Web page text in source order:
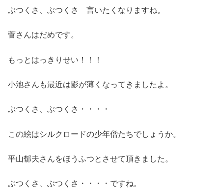
ぶつくさ、ぶつくさ 言いたくなりますね。
菅さんはだめです。
もっとはっきりせい！！！
小池さんも最近は影が薄くなってきましたよ。
ぶつくさ、ぶつくさ・・・・
この絵はシルクロードの少年僧たちでしょうか。
平山郁夫さんをほうふつとさせて頂きました。
ぶつくさ、ぶつくさ・・・・ですね。